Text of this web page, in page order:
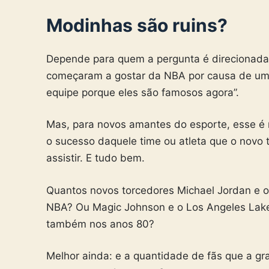
Modinhas são ruins?
Depende para quem a pergunta é
começaram a gostar da NBA por causa de
equipe porque eles são famosos agora”.
Mas, para novos amantes do esporte, esse
o sucesso daquele time ou atleta que o
assistir. E tudo bem.
Quantos novos torcedores Michael Jordan e
NBA? Ou Magic Johnson e o Los Angeles
também nos anos 80?
Melhor ainda: e a quantidade de fãs que a